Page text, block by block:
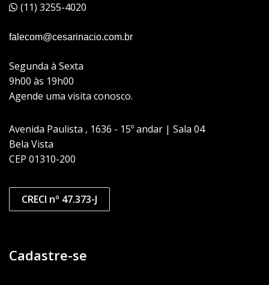
(11) 3255-4020
falecom@cesarinacio.com.br
Segunda à Sexta
9h00 às 19h00
Agende uma visita conosco.
Avenida Paulista , 1636 - 15º andar | Sala 04
Bela Vista
CEP 01310-200
CRECI nº 47.373-J
Cadastre-se